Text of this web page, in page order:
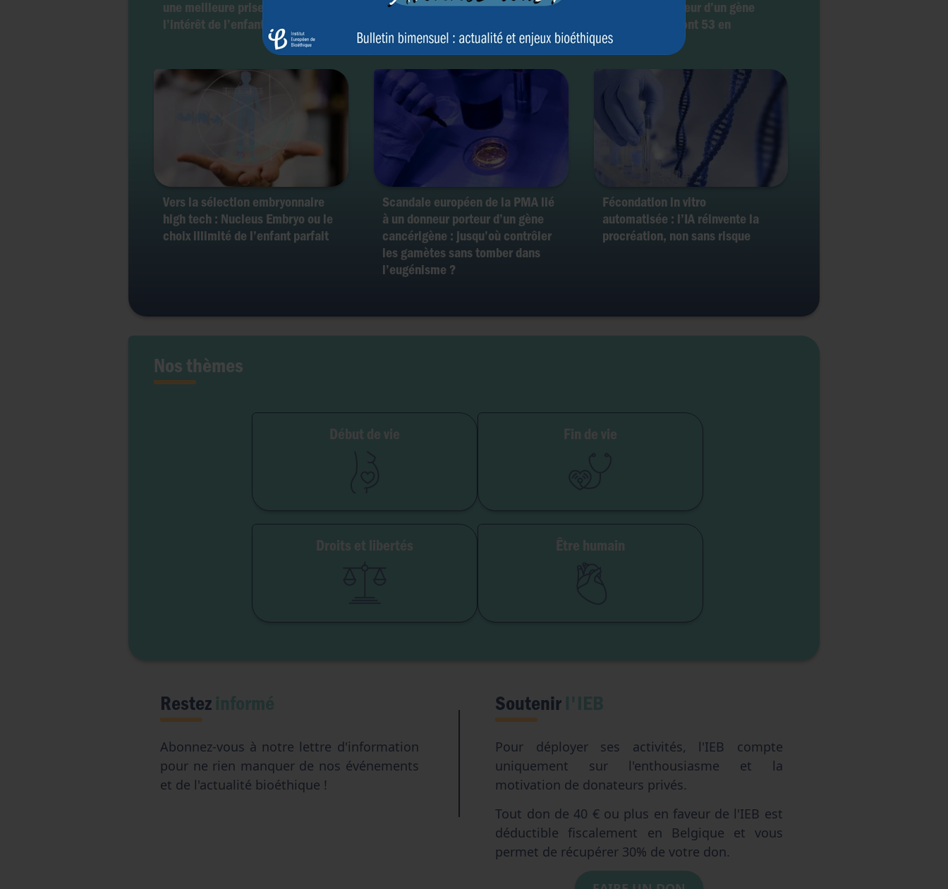
une meilleure prise en compte de
l’intérêt de l’enfant ?
sociétés privées contournent les
un donneur porteur d’un gène
cancérigène (dont 53 en
Belgique)
Vers la sélection embryonnaire
high tech : Nucleus Embryo ou le
choix illimité de l’enfant parfait
Scandale européen de la PMA lié
à un donneur porteur d’un gène
cancérigène : jusqu’où contrôler
les gamètes sans tomber dans
l’eugénisme ?
Fécondation in vitro
automatisée : l’IA réinvente la
procréation, non sans risque
Nos thèmes
Début de vie
Fertilité et grossesse
PMA
Fin de vie
Soins palliatifs
Droits et libertés
Liberté de conscience
Être humain
Maladie & handicap
Genre & sexualité
Restezinformé
Abonnez-vous à notre lettre d'information
pour ne rien manquer de nos événements
et de l'actualité bioéthique !
Soutenirl'IEB
Pour déployer ses activités, l'IEB compte
uniquement sur l'enthousiasme et la
motivation de donateurs privés.
Tout don de 40 € ou plus en faveur de l'IEB est
déductible fiscalement en Belgique et vous
permet de récupérer 30% de votre don.